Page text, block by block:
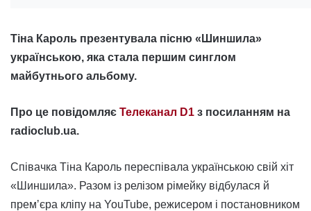
Тіна Кароль презентувала пісню «Шиншила»
українською, яка стала першим синглом
майбутнього альбому.
Про це повідомляє Телеканал D1 з посиланням на
radioclub.ua.
Співачка Тіна Кароль переспівала українською свій хіт
«Шиншила». Разом із релізом рімейку відбулася й
премʼєра кліпу на YouTube, режисером і постановником